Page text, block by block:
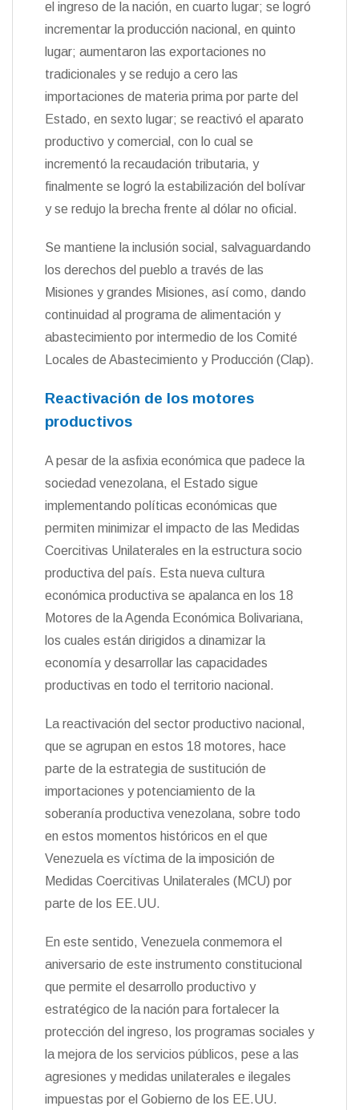
el ingreso de la nación, en cuarto lugar; se logró
incrementar la producción nacional, en quinto
lugar; aumentaron las exportaciones no
tradicionales y se redujo a cero las
importaciones de materia prima por parte del
Estado, en sexto lugar; se reactivó el aparato
productivo y comercial, con lo cual se
incrementó la recaudación tributaria, y
finalmente se logró la estabilización del bolívar
y se redujo la brecha frente al dólar no oficial.
Se mantiene la inclusión social, salvaguardando
los derechos del pueblo a través de las
Misiones y grandes Misiones, así como, dando
continuidad al programa de alimentación y
abastecimiento por intermedio de los Comité
Locales de Abastecimiento y Producción (Clap).
Reactivación de los motores
productivos
A pesar de la asfixia económica que padece la
sociedad venezolana, el Estado sigue
implementando políticas económicas que
permiten minimizar el impacto de las Medidas
Coercitivas Unilaterales en la estructura socio
productiva del país. Esta nueva cultura
económica productiva se apalanca en los 18
Motores de la Agenda Económica Bolivariana,
los cuales están dirigidos a dinamizar la
economía y desarrollar las capacidades
productivas en todo el territorio nacional.
La reactivación del sector productivo nacional,
que se agrupan en estos 18 motores, hace
parte de la estrategia de sustitución de
importaciones y potenciamiento de la
soberanía productiva venezolana, sobre todo
en estos momentos históricos en el que
Venezuela es víctima de la imposición de
Medidas Coercitivas Unilaterales (MCU) por
parte de los EE.UU.
En este sentido, Venezuela conmemora el
aniversario de este instrumento constitucional
que permite el desarrollo productivo y
estratégico de la nación para fortalecer la
protección del ingreso, los programas sociales y
la mejora de los servicios públicos, pese a las
agresiones y medidas unilaterales e ilegales
impuestas por el Gobierno de los EE.UU.